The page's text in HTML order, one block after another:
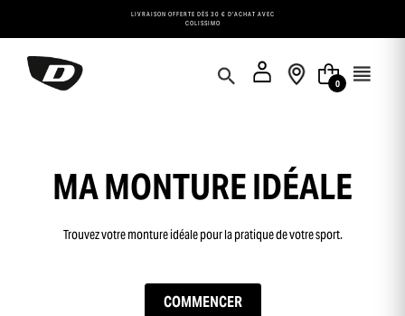
LIVRAISON OFFERTE DÈS 30 € D'ACHAT AVEC
COLISSIMO
0
MA MONTURE IDÉALE
Trouvez votre monture idéale pour la pratique de votre sport.
COMMENCER